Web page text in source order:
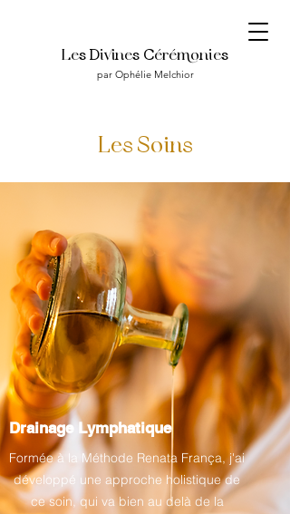
Les Divines Céréonies
par Ophélie Melchior
Les Soins
Drainage Lymphatique
Formée à la Méthode Renata França, j'ai
développé une approche holistique de
ce soin, qui va bien au delà de la